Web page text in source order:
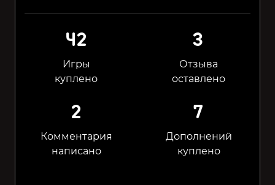
42
Игры
куплено
3
Отзыва
оставлено
2
Комментария
написано
7
Дополнений
куплено